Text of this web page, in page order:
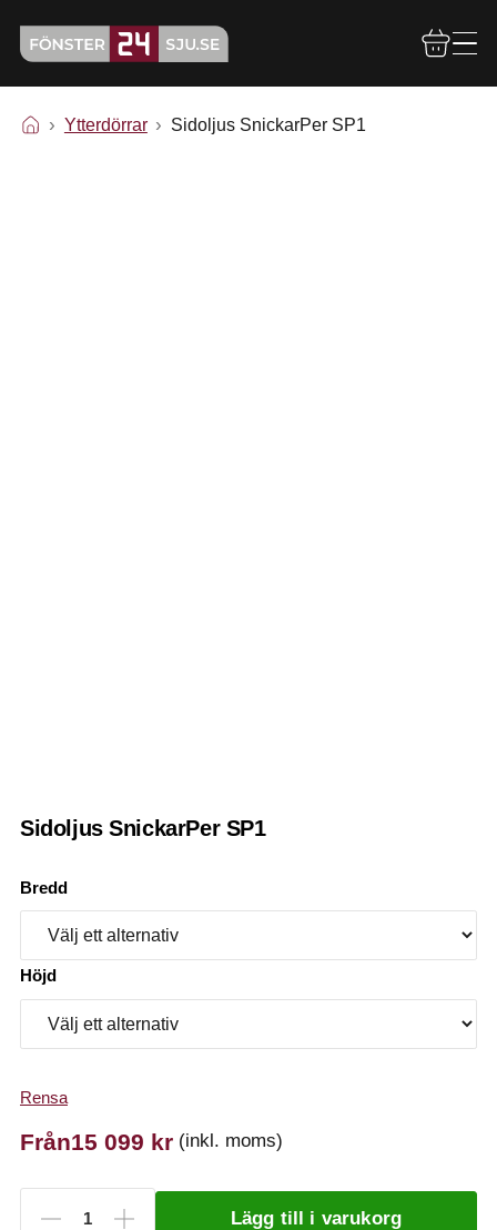
Ytterdörrar Sidoljus SnickarPer SP1
Sidoljus SnickarPer SP1
Bredd
Höjd
Rensa
Från15 099 kr (inkl. moms)
Lägg till i varukorg